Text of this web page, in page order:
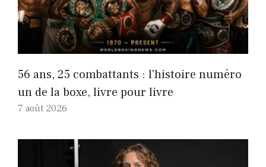
56 ans, 25 combattants : l'histoire numéro
un de la boxe, livre pour livre
7 août 2026